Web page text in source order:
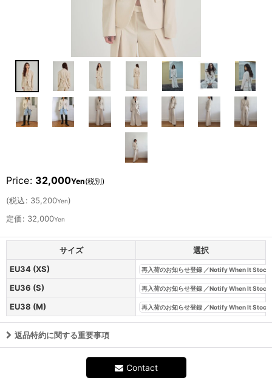
Price: 32,000Yen(税別)
(税込: 35,200Yen)
定価: 32,000Yen
サイズ
選択
EU34 (XS)
再入荷のお知らせ登録 ／Notify When It Stock
EU36 (S) 再入荷のお知らせ登録 ／Notify When It Stock
EU38 (M) 再入荷のお知らせ登録 ／Notify When It Stock
返品特約に関する重要事項
Contact